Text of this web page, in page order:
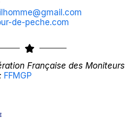
de-peche.com
Française des Moniteurs
FFMGP